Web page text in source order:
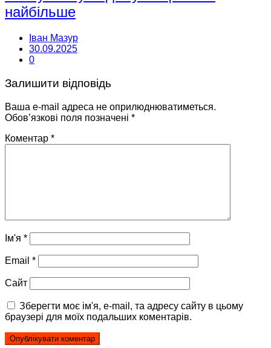
найбільше
Іван Мазур
30.09.2025
0
Залишити відповідь
Ваша e-mail адреса не оприлюднюватиметься.
Обов’язкові поля позначені *
Коментар *
Ім'я *
Email *
Сайт
Зберегти моє ім'я, e-mail, та адресу сайту в цьому
браузері для моїх подальших коментарів.